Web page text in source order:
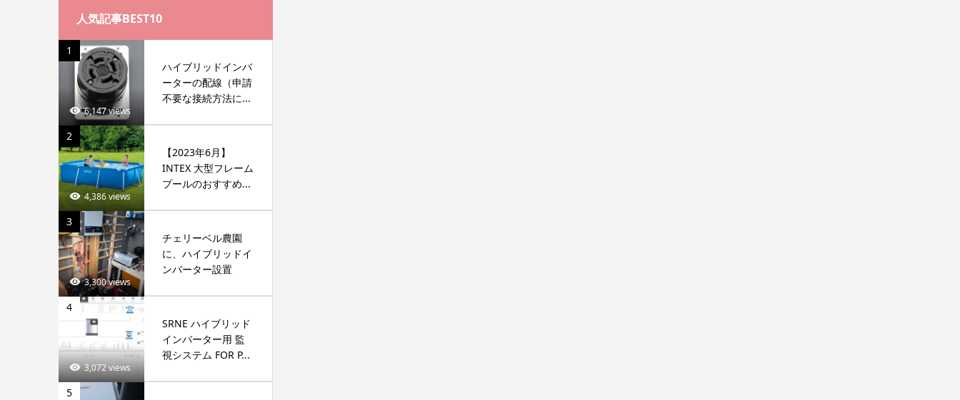
人気記事BEST10
1
6,147 views
ハイブリッドインバ
ーターの配線（申請
不要な接続方法に...
2
4,386 views
【2023年6月】
INTEX 大型フレーム
プールのおすすめ...
3
3,300 views
チェリーベル農園
に、ハイブリッドイ
ンバーター設置
4
3,072 views
SRNE ハイブリッド
インバーター用 監
視システム FOR P...
5